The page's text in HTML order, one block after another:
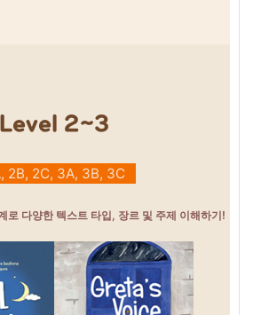
Level 2~3
2B, 2C, 3A, 3B, 3C
로 다양한 텍스트 타입, 장르 및 주제 이해하기!